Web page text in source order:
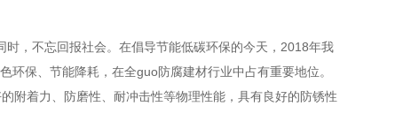
，不忘回报社会。在倡导节能低碳环保的今天，2018年我
保、节能降耗，在全guo防腐建材行业中占有重要地位。
附着力、防磨性、耐冲击性等物理性能，具有良好的防锈性